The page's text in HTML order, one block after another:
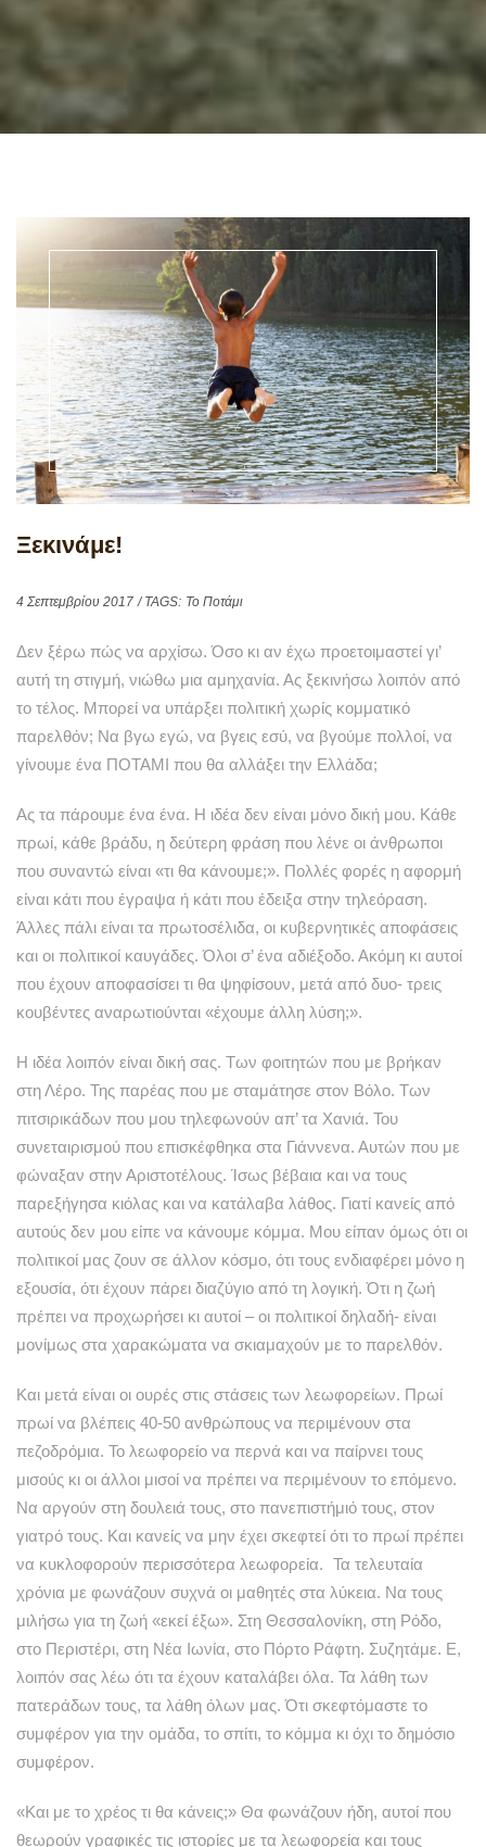
Ξεκινάμε!
4 Σεπτεμβρίου 2017 / TAGS: Το Ποτάμι
Δεν ξέρω πώς να αρχίσω. Όσο κι αν έχω προετοιμαστεί γι’
αυτή τη στιγμή, νιώθω μια αμηχανία. Ας ξεκινήσω λοιπόν από
το τέλος. Μπορεί να υπάρξει πολιτική χωρίς κομματικό
παρελθόν; Να βγω εγώ, να βγεις εσύ, να βγούμε πολλοί, να
γίνουμε ένα ΠΟΤΑΜΙ που θα αλλάξει την Ελλάδα;
Ας τα πάρουμε ένα ένα. Η ιδέα δεν είναι μόνο δική μου. Κάθε
πρωί, κάθε βράδυ, η δεύτερη φράση που λένε οι άνθρωποι
που συναντώ είναι «τι θα κάνουμε;». Πολλές φορές η αφορμή
είναι κάτι που έγραψα ή κάτι που έδειξα στην τηλεόραση.
Άλλες πάλι είναι τα πρωτοσέλιδα, οι κυβερνητικές αποφάσεις
και οι πολιτικοί καυγάδες. Όλοι σ’ ένα αδιέξοδο. Ακόμη κι αυτοί
που έχουν αποφασίσει τι θα ψηφίσουν, μετά από δυο- τρεις
κουβέντες αναρωτιούνται «έχουμε άλλη λύση;».
Η ιδέα λοιπόν είναι δική σας. Των φοιτητών που με βρήκαν
στη Λέρο. Της παρέας που με σταμάτησε στον Βόλο. Των
πιτσιρικάδων που μου τηλεφωνούν απ’ τα Χανιά. Του
συνεταιρισμού που επισκέφθηκα στα Γιάννενα. Αυτών που με
φώναξαν στην Αριστοτέλους. Ίσως βέβαια και να τους
παρεξήγησα κιόλας και να κατάλαβα λάθος. Γιατί κανείς από
αυτούς δεν μου είπε να κάνουμε κόμμα. Μου είπαν όμως ότι οι
πολιτικοί μας ζουν σε άλλον κόσμο, ότι τους ενδιαφέρει μόνο η
εξουσία, ότι έχουν πάρει διαζύγιο από τη λογική. Ότι η ζωή
πρέπει να προχωρήσει κι αυτοί – οι πολιτικοί δηλαδή- είναι
μονίμως στα χαρακώματα να σκιαμαχούν με το παρελθόν.
Και μετά είναι οι ουρές στις στάσεις των λεωφορείων. Πρωί
πρωί να βλέπεις 40-50 ανθρώπους να περιμένουν στα
πεζοδρόμια. Το λεωφορείο να περνά και να παίρνει τους
μισούς κι οι άλλοι μισοί να πρέπει να περιμένουν το επόμενο.
Να αργούν στη δουλειά τους, στο πανεπιστήμιό τους, στον
γιατρό τους. Και κανείς να μην έχει σκεφτεί ότι το πρωί πρέπει
να κυκλοφορούν περισσότερα λεωφορεία. Τα τελευταία
χρόνια με φωνάζουν συχνά οι μαθητές στα λύκεια. Να τους
μιλήσω για τη ζωή «εκεί έξω». Στη Θεσσαλονίκη, στη Ρόδο,
στο Περιστέρι, στη Νέα Ιωνία, στο Πόρτο Ράφτη. Συζητάμε. Ε,
λοιπόν σας λέω ότι τα έχουν καταλάβει όλα. Τα λάθη των
πατεράδων τους, τα λάθη όλων μας. Ότι σκεφτόμαστε το
συμφέρον για την ομάδα, το σπίτι, το κόμμα κι όχι το δημόσιο
συμφέρον.
«Και με το χρέος τι θα κάνεις;» Θα φωνάζουν ήδη, αυτοί που
θεωρούν γραφικές τις ιστορίες με τα λεωφορεία και τους